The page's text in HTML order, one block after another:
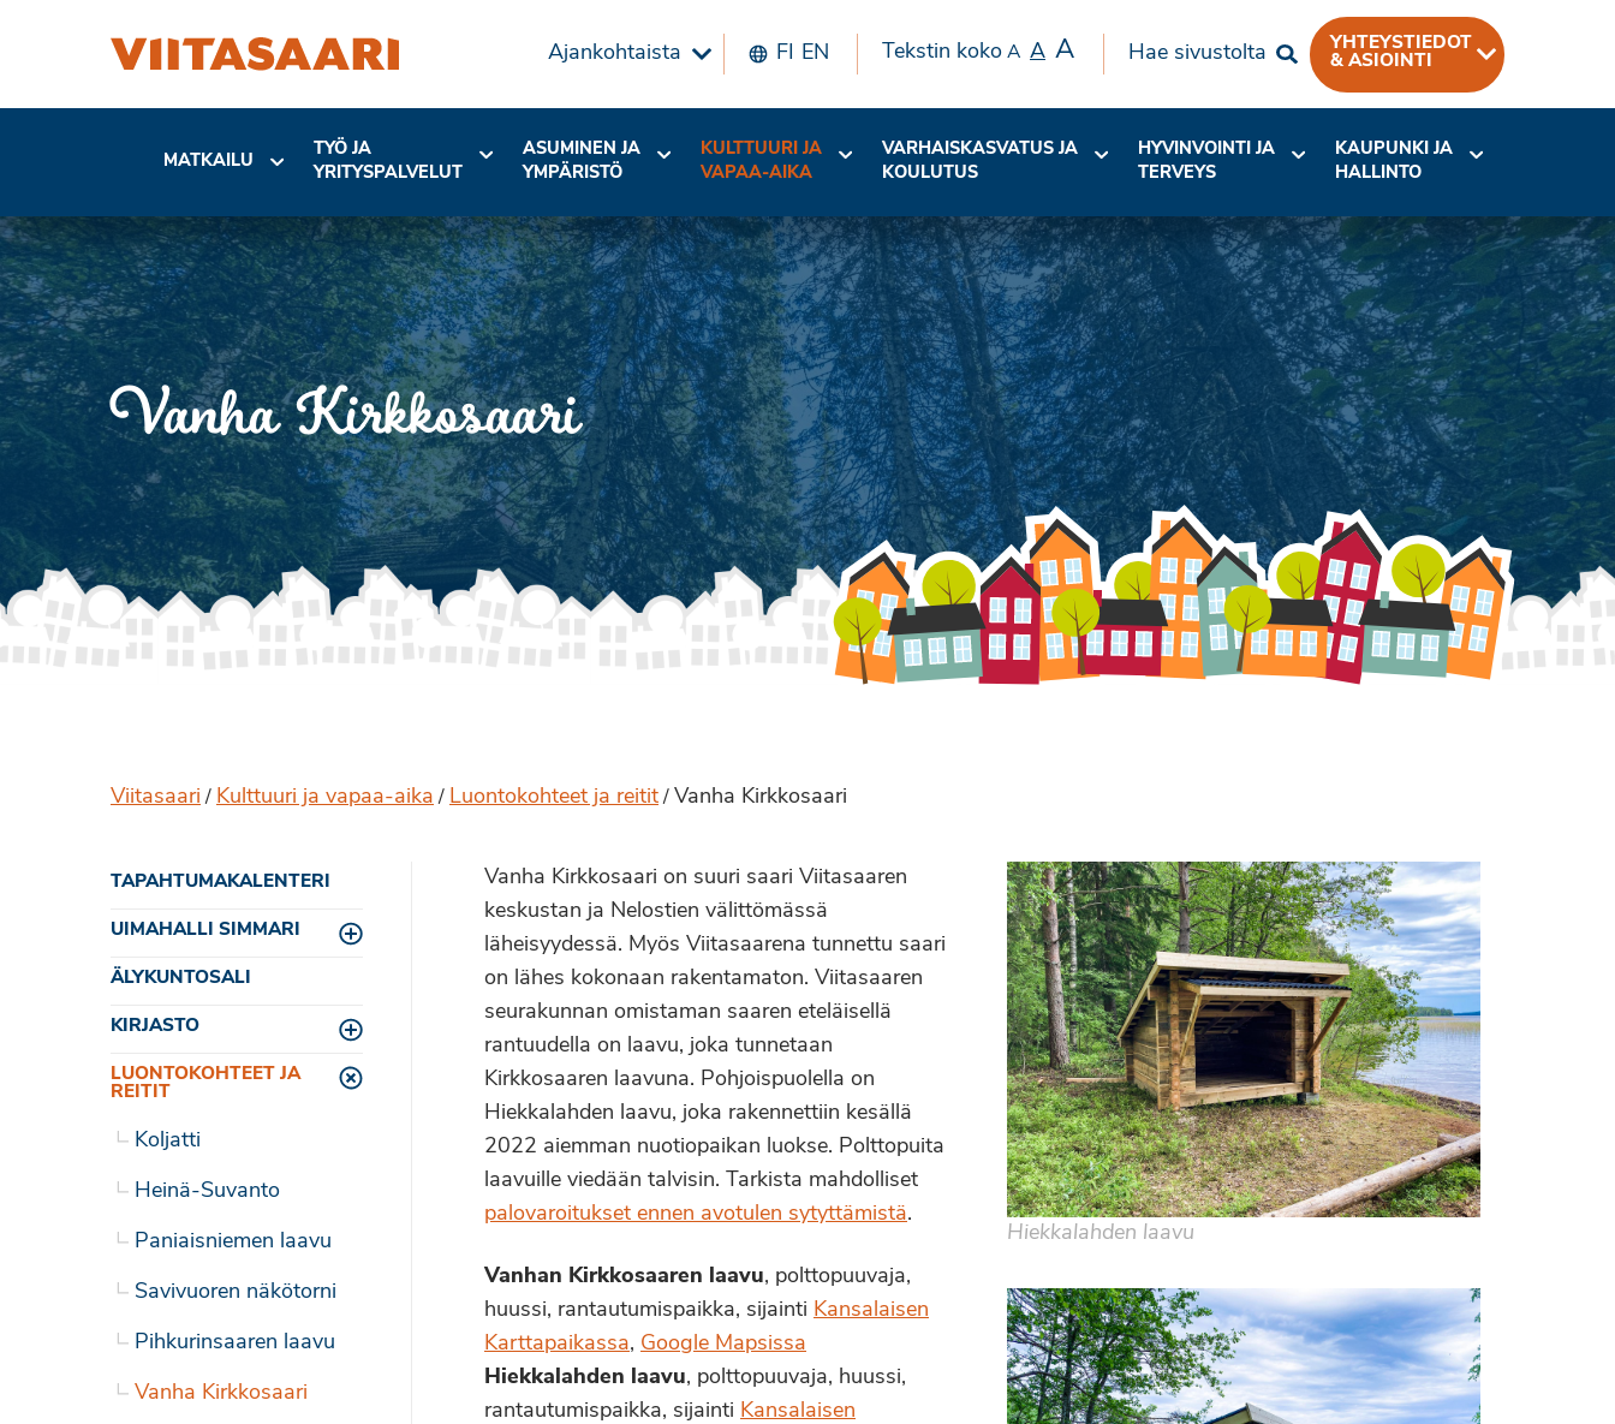
Ajankohtaista FI EN Tekstin koko A A A Hae sivustolta
YHTEYSTIEDOT
& ASIOINTI
MATKAILU
TYÖ JA
YRITYSPALVELUT
ASUMINEN JA
YMPÄRISTÖ
KULTTUURI JA
VAPAA-AIKA
VARHAISKASVATUS JA
KOULUTUS
HYVINVOINTI JA
TERVEYS
KAUPUNKI JA
HALLINTO
Vanha Kirkkosaari
Viitasaari / Kulttuuri ja vapaa-aika / Luontokohteet ja reitit / Vanha Kirkkosaari
TAPAHTUMAKALENTERI
UIMAHALLI SIMMARI
Toggle menu
ÄLYKUNTOSALI
KIRJASTO
Toggle menu
LUONTOKOHTEET JA
REITIT
Toggle menu
Koljatti
Heinä-Suvanto
Paniaisniemen laavu
Savivuoren näkötorni
Pihkurinsaaren laavu
Vanha Kirkkosaari
Vanha Kirkkosaari on suuri saari Viitasaaren
keskustan ja Nelostien välittömässä
läheisyydessä. Myös Viitasaarena tunnettu saari
on lähes kokonaan rakentamaton. Viitasaaren
seurakunnan omistaman saaren eteläisellä
rantuudella on laavu, joka tunnetaan
Kirkkosaaren laavuna. Pohjoispuolella on
Hiekkalahden laavu, joka rakennettiin kesällä
2022 aiemman nuotiopaikan luokse. Polttopuita
laavuille viedään talvisin. Tarkista mahdolliset
palovaroitukset ennen avotulen sytyttämistä.
Vanhan Kirkkosaaren laavu, polttopuuvaja,
huussi, rantautumispaikka, sijainti Kansalaisen
Karttapaikassa, Google Mapsissa
Hiekkalahden laavu, polttopuuvaja, huussi,
rantautumispaikka, sijainti Kansalaisen
Hiekkalahden laavu